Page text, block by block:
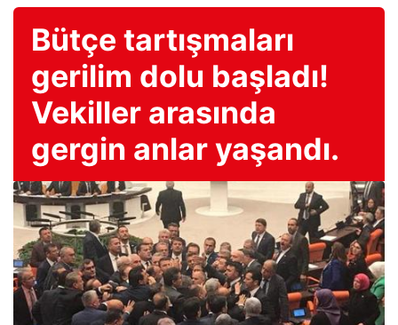
Bütçe tartışmaları
gerilim dolu başladı!
Vekiller arasında
gergin anlar yaşandı.